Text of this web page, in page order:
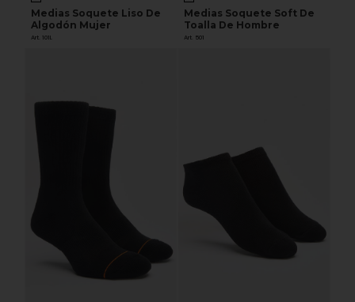
Medias Soquete Liso De
Algodón Mujer
Art. 101L
Medias Soquete Soft De
Toalla De Hombre
Art. 501